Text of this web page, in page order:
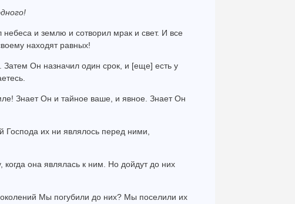
и землю и сотворил мрак и свет. И все
находят равных!
Затем Он назначил один срок, и [еще] есть у
Знает Он и тайное ваше, и явное. Знает Он
Господа их ни являлось перед ними,
она являлась к ним. Но дойдут до них
Мы погубили до них? Мы поселили их